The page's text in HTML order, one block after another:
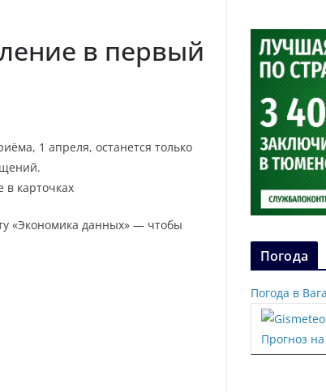
в первый
1 апреля, останется только
в карточках
«Экономика данных» — чтобы
Погода
Погода в
Прогноз